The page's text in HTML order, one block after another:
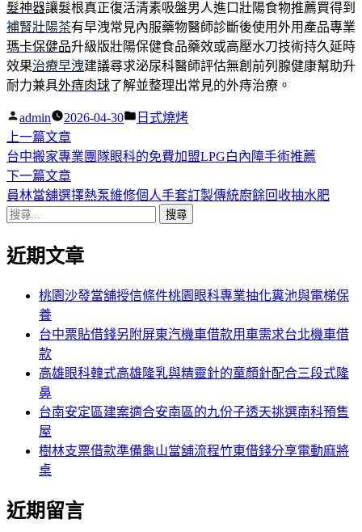
髮神器讓髮根真正復活清素吸盤男人進口壯陽食物推薦買得到
補腎壯陽茶有早洩常見內服藥物醫師診斷後使用外用產品專業
瑪卡保健品升級版壯陽保健食品藥效或高壓水刀技術持久延時
效果治療早洩建議尋求泌尿科醫師評估無創前列腺健康幫助升
耐力兼具外痔肉球了解並整理出常見的外痔治療。
作
者:
admin 2026-04-30
分
日式燒烤
文
章
導
覽
上一篇文章下
一
篇
文
台中搬家專業團隊眼科的免費加盟LPG白內障手術推薦
下一篇文章下
一
章:
員林當舖選擇熱泵維修個人手套訂製傳統廚餘回收抽水肥
搜
關
近期文章
桃園沙發當舖授信條件桃園眼科專業抽化糞池與電梯保
養
台中票貼借錢另附屏東汽機車借款用車需求台北機車借
款
高雄眼科韓式高雄隆乳與精靈針的童顏針配合三段式隆
鼻
台南安定區建案適合安南區的九份子透天挑選南科預售
屋
樹林支票借款準備龜山當舖流程竹東借錢分享電動麻將
桌
近期留言